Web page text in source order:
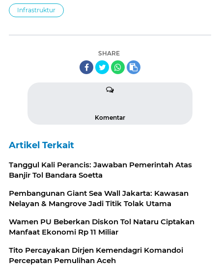
Infrastruktur
SHARE
Komentar
Artikel Terkait
Tanggul Kali Perancis: Jawaban Pemerintah Atas
Banjir Tol Bandara Soetta
Pembangunan Giant Sea Wall Jakarta: Kawasan
Nelayan & Mangrove Jadi Titik Tolak Utama
Wamen PU Beberkan Diskon Tol Nataru Ciptakan
Manfaat Ekonomi Rp 11 Miliar
Tito Percayakan Dirjen Kemendagri Komandoi
Percepatan Pemulihan Aceh